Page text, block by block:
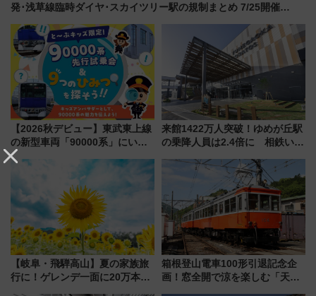
発･浅草線臨時ダイヤ･スカイツリー駅の規制まとめ 7/25開催
【2026秋デビュー】東武東上線
の新型車両「90000系」にいち
早く乗れる！ 8/11開催の小学生
向け先行試乗会でキッズアンバ
サダーになろう
来館1422万人突破！ゆめが丘駅
の乗降人員は2.4倍に 相鉄いず
年祭にそうにゃん＆DB.スター
【岐阜・飛騨高山】夏の家族旅
行に！ゲレンデ一面に20万本の
箱根登山電車100形引退記念企
画！窓全開で涼を楽しむ「天然